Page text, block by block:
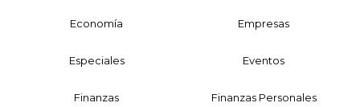
Economía Empresas
Especiales Eventos
Finanzas Finanzas Personales